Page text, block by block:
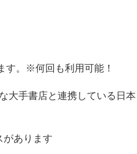
す。※何回も利用可能！
大手書店と連携している日本
があります